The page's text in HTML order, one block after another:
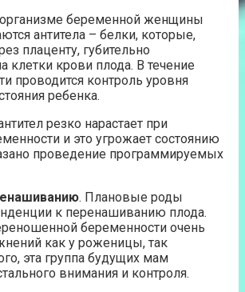
беременной женщины
антитела – белки, которые,
плаценту, губительно
клетки крови плода. В течение
проводится контроль уровня
ребенка.
резко нарастает при
и это угрожает состоянию
проведение программируемых
. Плановые роды
к перенашиванию плода.
беременности очень
как у роженицы, так
эта группа будущих мам
внимания и контроля.